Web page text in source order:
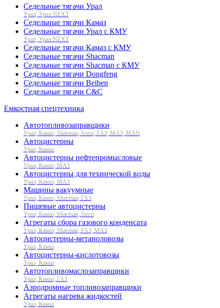
Седельные тягачи Урал
Урал, Урал-NEXT
Седельные тягачи Камаз
Седельные тягачи Урал с КМУ
Урал, Урал-NEXT
Седельные тягачи Камаз с КМУ
Седельные тягачи Shacman
Седельные тягачи Shacman с КМУ
Седельные тягачи Dongfeng
Седельные тягачи Beiben
Седельные тягачи C&C
Емкостная спецтехника
Автотопливозаправщики
Урал, Камаз, Shacman, Iveco, ГАЗ, МАЗ, MAN
Автоцистерны
Урал, Камаз
Автоцистерны нефтепромысловые
Урал, Камаз, МАЗ
Автоцистерны для технической воды
Урал, Камаз, МАЗ
Машины вакуумные
Урал, Камаз, Shacman, ГАЗ
Пищевые автоцистерны
Урал, Камаз, Shacman, Iveco
Агрегаты сбора газового конденсата
Урал, Камаз, Shacman, ГАЗ, МАЗ
Автоцистерны-метаноловозы
Урал, Камаз
Автоцистерны-кислотовозы
Урал, Камаз
Автотопливомаслозаправщики
Урал, Камаз, ГАЗ
Аэродромные топливозаправщики
Агрегаты нагрева жидкостей
Урал, Камаз